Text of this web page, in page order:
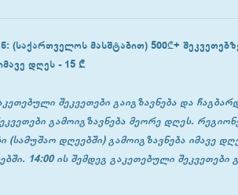
: (საქართველოს მასშტაბით) 500₾+
დღეს -15 ₾
შეკვეთები გაიგზავნება და
გამოიგზავნება მეორე დღეს.
(სამუშაო დღეებში) გამოიგზავნება იმავე
14:00 ის შემდეგ გაკეთებული შეკვეთები